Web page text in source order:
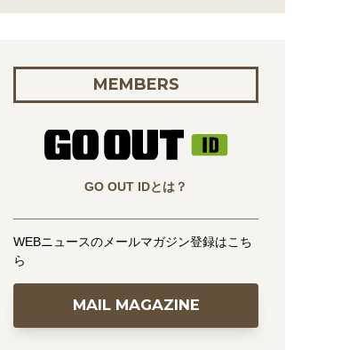
MEMBERS
GO OUT IDとは？
WEBニュースのメールマガジン登録はこち
ら
MAIL MAGAZINE